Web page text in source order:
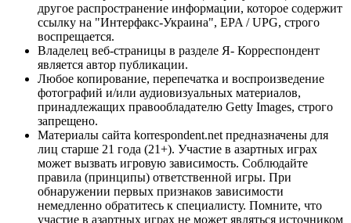
другое распространение информации, которое содержит
ссылку на "Интерфакс-Украина", EPA / UPG, строго
воспрещается.
Владелец веб-страницы в разделе Я- Корреспондент
является автор публикации.
Любое копирование, перепечатка и воспроизведение
фотографий и/или аудиовизуальных материалов,
принадлежащих правообладателю Getty Images, строго
запрещено.
Материалы сайта korrespondent.net предназначены для
лиц старше 21 года (21+). Участие в азартных играх
может вызвать игровую зависимость. Соблюдайте
правила (принципы) ответственной игры. При
обнаружении первых признаков зависимости
немедленно обратитесь к специалисту. Помните, что
участие в азартных играх не может являться источником